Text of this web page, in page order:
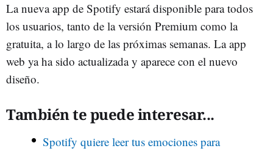
La nueva app de Spotify estará disponible para todos
los usuarios, tanto de la versión Premium como la
gratuita, a lo largo de las próximas semanas. La app
web ya ha sido actualizada y aparece con el nuevo
diseño.
También te puede interesar...
Spotify quiere leer tus emociones para